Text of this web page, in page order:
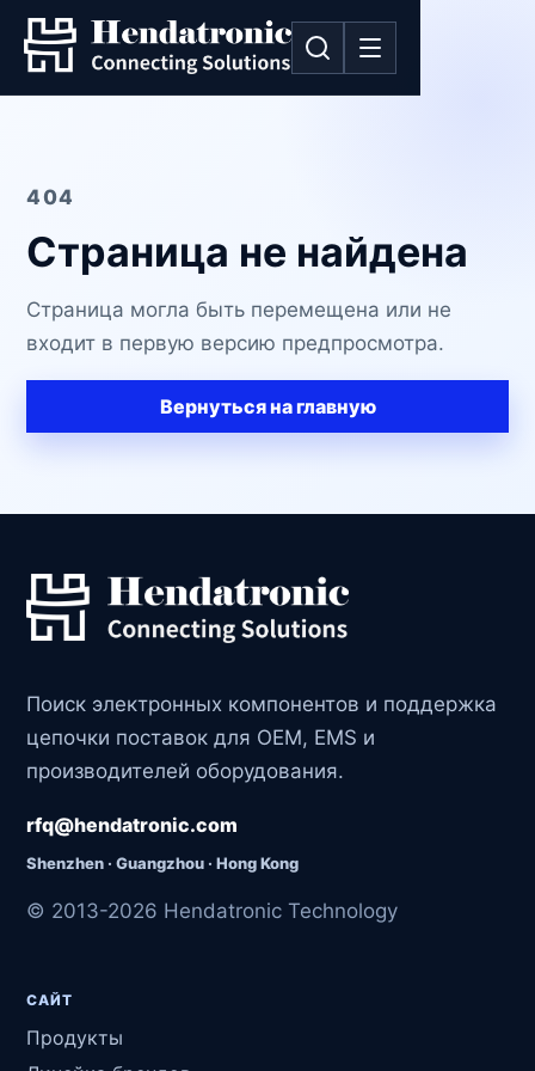
404
Страница не найдена
Страница могла быть перемещена или не
входит в первую версию предпросмотра.
Вернуться на главную
Поиск электронных компонентов и поддержка
цепочки поставок для OEM, EMS и
производителей оборудования.
rfq@hendatronic.com
Shenzhen · Guangzhou · Hong Kong
© 2013-2026 Hendatronic Technology
САЙТ
Продукты